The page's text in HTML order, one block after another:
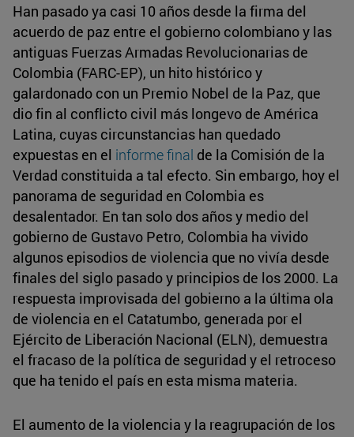
Han pasado ya casi 10 años desde la firma del
acuerdo de paz entre el gobierno colombiano y las
antiguas Fuerzas Armadas Revolucionarias de
Colombia (FARC-EP), un hito histórico y
galardonado con un Premio Nobel de la Paz, que
dio fin al conflicto civil más longevo de América
Latina, cuyas circunstancias han quedado
expuestas en el informe final de la Comisión de la
Verdad constituida a tal efecto. Sin embargo, hoy el
panorama de seguridad en Colombia es
desalentador. En tan solo dos años y medio del
gobierno de Gustavo Petro, Colombia ha vivido
algunos episodios de violencia que no vivía desde
finales del siglo pasado y principios de los 2000. La
respuesta improvisada del gobierno a la última ola
de violencia en el Catatumbo, generada por el
Ejército de Liberación Nacional (ELN), demuestra
el fracaso de la política de seguridad y el retroceso
que ha tenido el país en esta misma materia.
El aumento de la violencia y la reagrupación de los